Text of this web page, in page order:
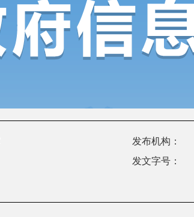
发布机构：
发文字号：